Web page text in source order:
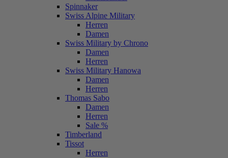
Spinnaker
Swiss Alpine Military
Herren
Damen
Swiss Military by Chrono
Damen
Herren
Swiss Military Hanowa
Damen
Herren
Thomas Sabo
Damen
Herren
Sale %
Timberland
Tissot
Herren